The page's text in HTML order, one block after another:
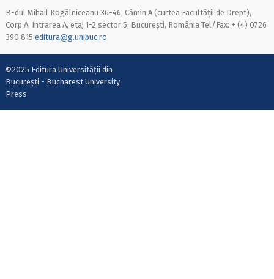
B-dul Mihail Kogălniceanu 36-46, Cămin A (curtea Facultății de Drept),
Corp A, Intrarea A, etaj 1-2 sector 5, București, România Tel/Fax: + (4) 0726
390 815 editura@g.unibuc.ro
©2025 Editura Universității din
București - Bucharest University
Press